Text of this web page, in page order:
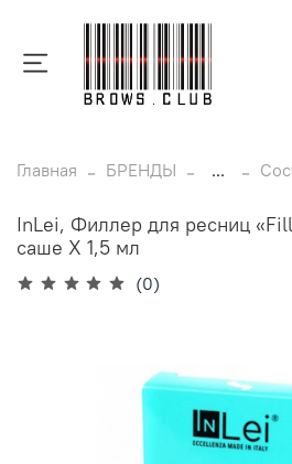
Главная БРЕНДЫ ...
InLei, Филлер для ресниц
саше Х 1,5 мл
(0)